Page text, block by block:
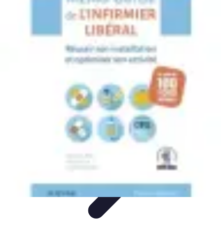
ÉpargneÉpargne et
Epargne et Budget
Optimise Mon Argent